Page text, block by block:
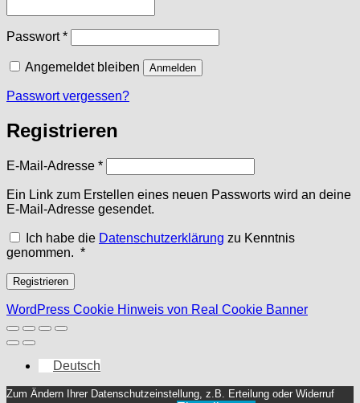
Passwort*Erforderlich
Angemeldet bleiben Anmelden
Passwort vergessen?
Registrieren
E-Mail-Adresse *Erforderlich
Ein Link zum Erstellen eines neuen Passworts wird an deine
E-Mail-Adresse gesendet.
Ich habe die Datenschutzerklärung zu Kenntnis
genommen. *Erforderlich
Registrieren
WordPress Cookie Hinweis von Real Cookie Banner
Deutsch
Zum Ändern Ihrer Datenschutzeinstellung, z.B. Erteilung oder Widerruf